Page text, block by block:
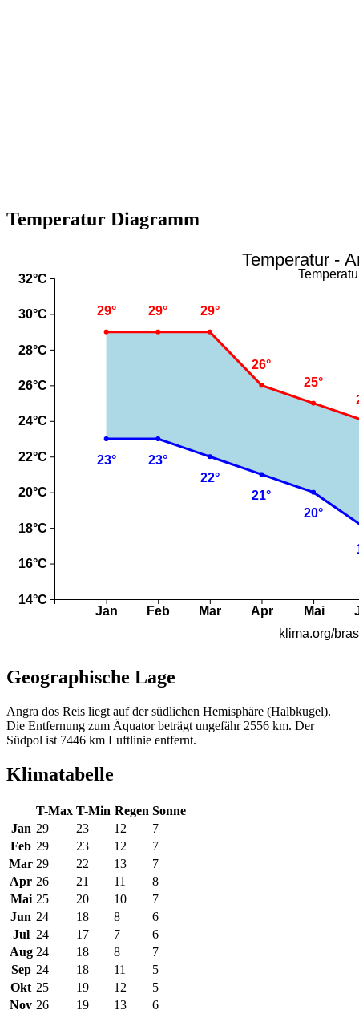
Temperatur Diagramm
Geographische Lage
Angra dos Reis liegt auf der südlichen Hemisphäre (Halbkugel).
Die Entfernung zum Äquator beträgt ungefähr 2556 km. Der
Südpol ist 7446 km Luftlinie entfernt.
Klimatabelle
T-Max T-Min Regen Sonne
Jan 29 23 12
7
Feb 29 23 12
7
Mar 29 22 13
7
Apr 26 21 11
8
Mai 25 20 10
7
Jun 24 18 8
6
Jul 24 17 7
6
Aug 24 18 8
7
Sep 24 18 11
5
Okt 25 19 12
5
Nov 26 19 13 6